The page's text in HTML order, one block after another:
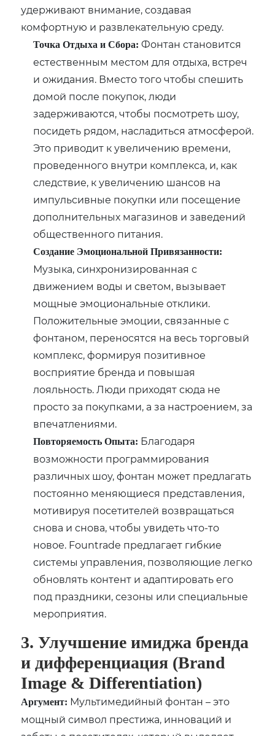
удерживают внимание, создавая
комфортную и развлекательную среду.
Точка Отдыха и Сбора: Фонтан становится
естественным местом для отдыха, встреч
и ожидания. Вместо того чтобы спешить
домой после покупок, люди
задерживаются, чтобы посмотреть шоу,
посидеть рядом, насладиться атмосферой.
Это приводит к увеличению времени,
проведенного внутри комплекса, и, как
следствие, к увеличению шансов на
импульсивные покупки или посещение
дополнительных магазинов и заведений
общественного питания.
Создание Эмоциональной Привязанности:
Музыка, синхронизированная с
движением воды и светом, вызывает
мощные эмоциональные отклики.
Положительные эмоции, связанные с
фонтаном, переносятся на весь торговый
комплекс, формируя позитивное
восприятие бренда и повышая
лояльность. Люди приходят сюда не
просто за покупками, а за настроением, за
впечатлениями.
Повторяемость Опыта: Благодаря
возможности программирования
различных шоу, фонтан может предлагать
постоянно меняющиеся представления,
мотивируя посетителей возвращаться
снова и снова, чтобы увидеть что-то
новое. Fountrade предлагает гибкие
системы управления, позволяющие легко
обновлять контент и адаптировать его
под праздники, сезоны или специальные
мероприятия.
3. Улучшение имиджа бренда
и дифференциация (Brand
Image & Differentiation)
Аргумент: Мультимедийный фонтан – это
мощный символ престижа, инноваций и